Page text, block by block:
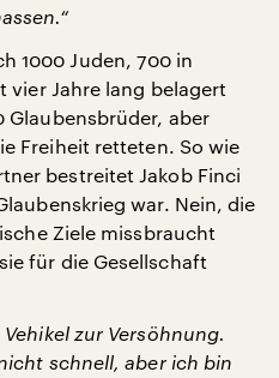
1000 Juden, 700 in
vier Jahre lang belagert
Glaubensbrüder, aber
Freiheit retteten. So wie
bestreitet Jakob Finci
war. Nein, die
Ziele missbraucht
für die Gesellschaft
zur Versöhnung.
schnell, aber ich bin